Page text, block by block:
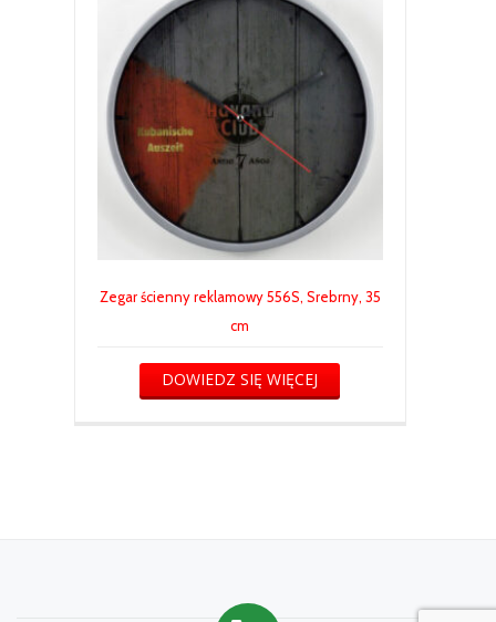
Zegar ścienny reklamowy 556S, Srebrny, 35
cm
DOWIEDZ SIĘ WIĘCEJ